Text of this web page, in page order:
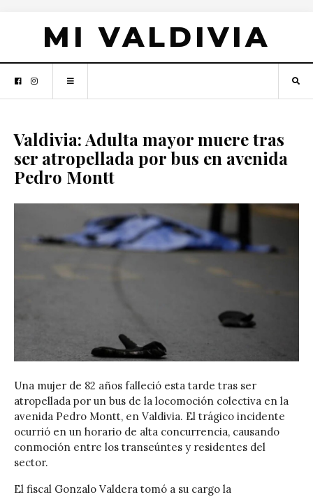
MI VALDIVIA
Valdivia: Adulta mayor muere tras
ser atropellada por bus en avenida
Pedro Montt
Una mujer de 82 años falleció esta tarde tras ser
atropellada por un bus de la locomoción colectiva en la
avenida Pedro Montt, en Valdivia. El trágico incidente
ocurrió en un horario de alta concurrencia, causando
conmoción entre los transeúntes y residentes del
sector.
El fiscal Gonzalo Valdera tomó a su cargo la